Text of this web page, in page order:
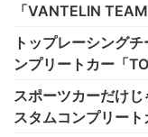
「VANTELIN
トップレーシング
ンプリートカー「
スポーツカーだけ
スタムコンプリー